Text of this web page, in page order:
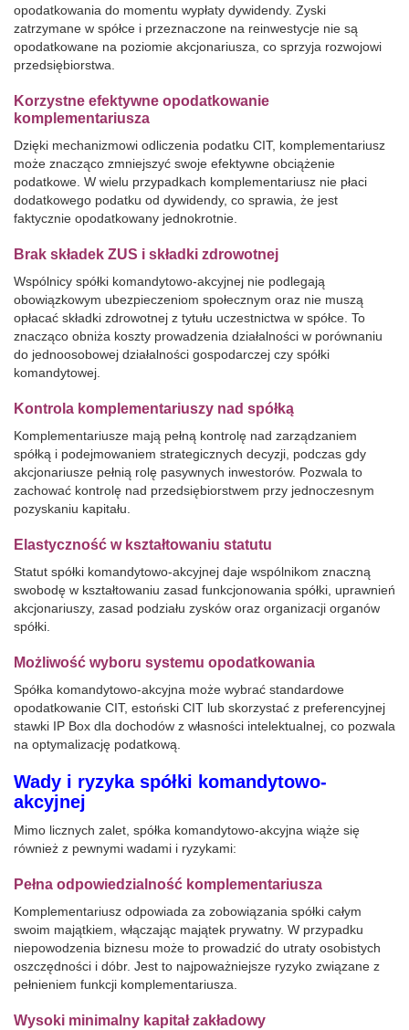
opodatkowania do momentu wypłaty dywidendy. Zyski
zatrzymane w spółce i przeznaczone na reinwestycje nie są
opodatkowane na poziomie akcjonariusza, co sprzyja rozwojowi
przedsiębiorstwa.
Korzystne efektywne opodatkowanie
komplementariusza
Dzięki mechanizmowi odliczenia podatku CIT, komplementariusz
może znacząco zmniejszyć swoje efektywne obciążenie
podatkowe. W wielu przypadkach komplementariusz nie płaci
dodatkowego podatku od dywidendy, co sprawia, że jest
faktycznie opodatkowany jednokrotnie.
Brak składek ZUS i składki zdrowotnej
Wspólnicy spółki komandytowo-akcyjnej nie podlegają
obowiązkowym ubezpieczeniom społecznym oraz nie muszą
opłacać składki zdrowotnej z tytułu uczestnictwa w spółce. To
znacząco obniża koszty prowadzenia działalności w porównaniu
do jednoosobowej działalności gospodarczej czy spółki
komandytowej.
Kontrola komplementariuszy nad spółką
Komplementariusze mają pełną kontrolę nad zarządzaniem
spółką i podejmowaniem strategicznych decyzji, podczas gdy
akcjonariusze pełnią rolę pasywnych inwestorów. Pozwala to
zachować kontrolę nad przedsiębiorstwem przy jednoczesnym
pozyskaniu kapitału.
Elastyczność w kształtowaniu statutu
Statut spółki komandytowo-akcyjnej daje wspólnikom znaczną
swobodę w kształtowaniu zasad funkcjonowania spółki, uprawnień
akcjonariuszy, zasad podziału zysków oraz organizacji organów
spółki.
Możliwość wyboru systemu opodatkowania
Spółka komandytowo-akcyjna może wybrać standardowe
opodatkowanie CIT, estoński CIT lub skorzystać z preferencyjnej
stawki IP Box dla dochodów z własności intelektualnej, co pozwala
na optymalizację podatkową.
Wady i ryzyka spółki komandytowo-
akcyjnej
Mimo licznych zalet, spółka komandytowo-akcyjna wiąże się
również z pewnymi wadami i ryzykami:
Pełna odpowiedzialność komplementariusza
Komplementariusz odpowiada za zobowiązania spółki całym
swoim majątkiem, włączając majątek prywatny. W przypadku
niepowodzenia biznesu może to prowadzić do utraty osobistych
oszczędności i dóbr. Jest to najpoważniejsze ryzyko związane z
pełnieniem funkcji komplementariusza.
Wysoki minimalny kapitał zakładowy